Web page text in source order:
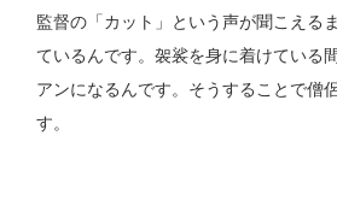
監督の「カット」という声が聞こえる
ているんです。袈裟を身に着けている
アンになるんです。そうすることで僧
す。